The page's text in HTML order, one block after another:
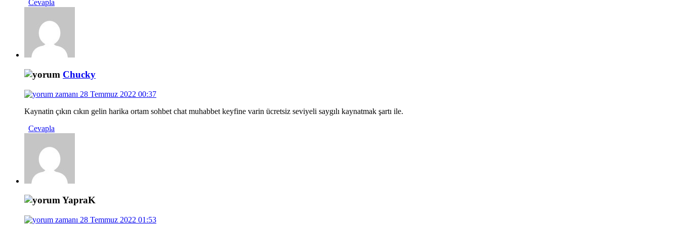
Cevapla
Chucky
28 Temmuz 2022 00:37
Kaynatin çıkın cıkın gelin harika ortam sohbet chat muhabbet keyfine varin ücretsiz seviyeli saygılı kaynatmak şartı ile.
Cevapla
YapraK
28 Temmuz 2022 01:53